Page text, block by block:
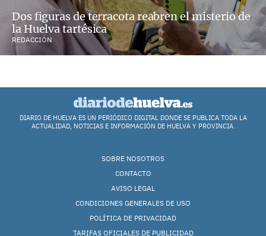
Dos figuras de terracota reabren el misterio de
la Huelva tartésica
REDACCIÓN
DIARIO DE HUELVA ES UN PERIÓDICO DIGITAL DONDE SE PUBLICA TODA LA
ACTUALIDAD, NOTICIAS E INFORMACIÓN DE HUELVA Y PROVINCIA.
SOBRE NOSOTROS
CONTACTO
AVISO LEGAL
CONDICIONES GENERALES DE USO
POLÍTICA DE PRIVACIDAD
TARIFAS OFICIALES DE PUBLICIDAD